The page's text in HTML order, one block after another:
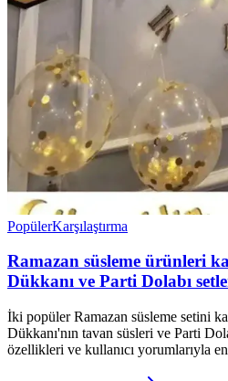
PopülerKarşılaştırma
Ramazan süsleme ürünleri
Dükkanı ve Parti Dolabı
İki popüler Ramazan süsleme setini
Dükkanı'nın tavan süsleri ve Parti
özellikleri ve kullanıcı yorumlarıyla